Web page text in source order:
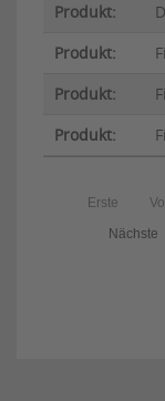
Erste
Nächste